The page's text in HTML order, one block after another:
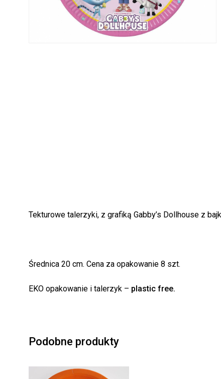
Tekturowe talerzyki, z grafiką Gabby’s Dollhouse z
Średnica 20 cm. Cena za opakowanie 8 szt.
EKO opakowanie i talerzyk – plastic free.
Podobne produkty